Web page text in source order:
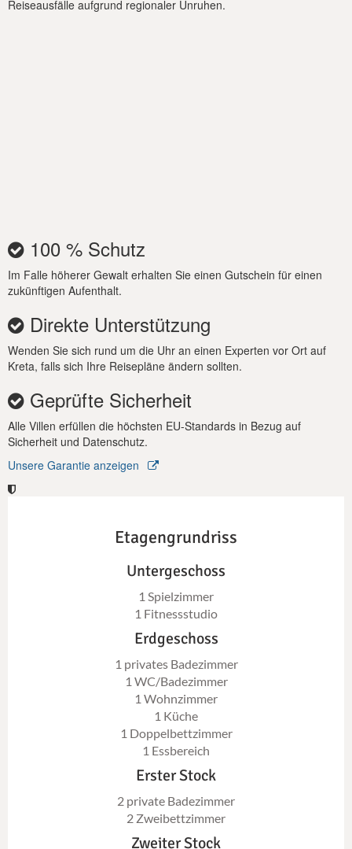
Reiseausfälle aufgrund regionaler Unruhen.
100 % Schutz
Im Falle höherer Gewalt erhalten Sie einen Gutschein für einen
zukünftigen Aufenthalt.
Direkte Unterstützung
Wenden Sie sich rund um die Uhr an einen Experten vor Ort auf
Kreta, falls sich Ihre Reisepläne ändern sollten.
Geprüfte Sicherheit
Alle Villen erfüllen die höchsten EU-Standards in Bezug auf
Sicherheit und Datenschutz.
Unsere Garantie anzeigen
Etagengrundriss
Untergeschoss
1 Spielzimmer
1 Fitnessstudio
Erdgeschoss
1 privates Badezimmer
1 WC/Badezimmer
1 Wohnzimmer
1 Küche
1 Doppelbettzimmer
1 Essbereich
Erster Stock
2 private Badezimmer
2 Zweibettzimmer
Zweiter Stock